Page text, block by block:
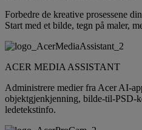
Forbedre de kreative prosessene
Start med et bilde, tegn på maler,
ACER MEDIA ASSISTANT
Administrere medier fra Acer AI-
objektgjenkjenning, bilde-til-PSD-
ledetekstinfo.